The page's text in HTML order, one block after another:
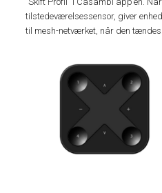
tilstedeværelsessensor, giver
til mesh-netværket, når den tændes.